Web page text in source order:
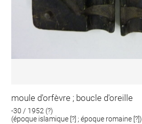
moule d'orfèvre ; boucle d'oreille
-30 / 1952 (?)
(époque islamique [?] ; époque romaine [?])